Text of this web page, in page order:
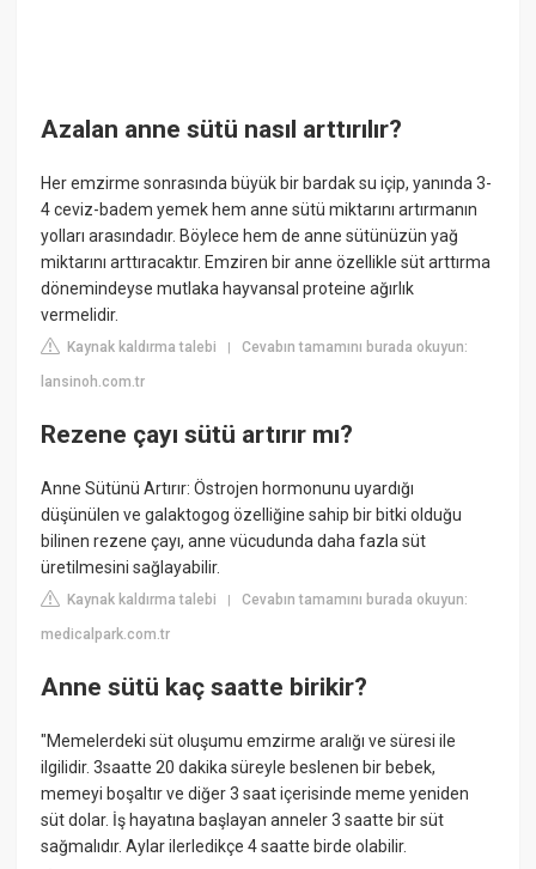
Azalan anne sütü nasıl arttırılır?
Her emzirme sonrasında büyük bir bardak su içip, yanında 3-
4 ceviz-badem yemek hem anne sütü miktarını artırmanın
yolları arasındadır. Böylece hem de anne sütünüzün yağ
miktarını arttıracaktır. Emziren bir anne özellikle süt arttırma
dönemindeyse mutlaka hayvansal proteine ağırlık
vermelidir.
Kaynak kaldırma talebi |Cevabın tamamını burada okuyun:
lansinoh.com.tr
Rezene çayı sütü artırır mı?
Anne Sütünü Artırır: Östrojen hormonunu uyardığı
düşünülen ve galaktogog özelliğine sahip bir bitki olduğu
bilinen rezene çayı, anne vücudunda daha fazla süt
üretilmesini sağlayabilir.
Kaynak kaldırma talebi |Cevabın tamamını burada okuyun:
medicalpark.com.tr
Anne sütü kaç saatte birikir?
"Memelerdeki süt oluşumu emzirme aralığı ve süresi ile
ilgilidir. 3saatte 20 dakika süreyle beslenen bir bebek,
memeyi boşaltır ve diğer 3 saat içerisinde meme yeniden
süt dolar. İş hayatına başlayan anneler 3 saatte bir süt
sağmalıdır. Aylar ilerledikçe 4 saatte birde olabilir.